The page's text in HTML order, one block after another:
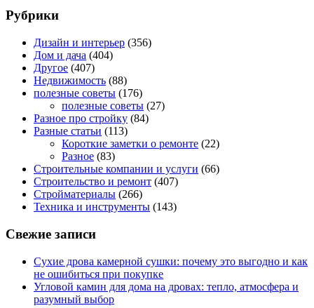
Рубрики
Дизайн и интерьер (356)
Дом и дача (404)
Другое (407)
Недвижимость (88)
полезные советы (176)
полезные советы (27)
Разное про стройку (84)
Разные статьи (113)
Короткие заметки о ремонте (22)
Разное (83)
Строительные компании и услуги (66)
Строительство и ремонт (407)
Стройматериалы (266)
Техника и инструменты (143)
Свежие записи
Сухие дрова камерной сушки: почему это выгодно и как
не ошибиться при покупке
Угловой камин для дома на дровах: тепло, атмосфера и
разумный выбор